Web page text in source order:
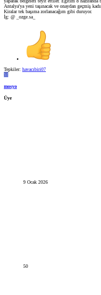
Antalya'ya yeni taşınacak ve onaydan geçmiş
Kiralar tek başıma zorlanacağım gibi duruyor.
İg: @ _ozge.sa_
Tepkiler: havacıbiri07
M
mosyo
Üye
9 Ocak 2026
50